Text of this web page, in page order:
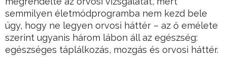
semmilyen életmódprogramba nem kezd bele
úgy, hogy ne legyen orvosi háttér – az ő emélete
szerint ugyanis három lábon áll az egészség:
egészséges táplálkozás, mozgás és orvosi háttér.